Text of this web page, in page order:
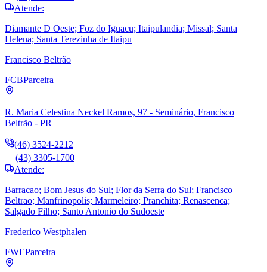
Atende:
Diamante D Oeste; Foz do Iguacu; Itaipulandia; Missal; Santa
Helena; Santa Terezinha de Itaipu
Francisco Beltrão
FCBParceira
R. Maria Celestina Neckel Ramos, 97 - Seminário, Francisco
Beltrão - PR
(46) 3524-2212
(43) 3305-1700
Atende:
Barracao; Bom Jesus do Sul; Flor da Serra do Sul; Francisco
Beltrao; Manfrinopolis; Marmeleiro; Pranchita; Renascenca;
Salgado Filho; Santo Antonio do Sudoeste
Frederico Westphalen
FWEParceira